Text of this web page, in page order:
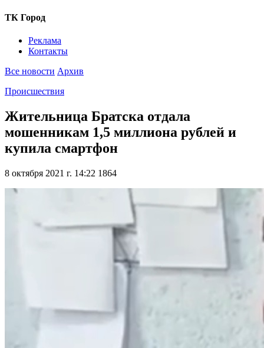
ТК Город
Реклама
Контакты
Все новости Архив
Происшествия
Жительница Братска отдала
мошенникам 1,5 миллиона рублей и
купила смартфон
8 октября 2021 г. 14:22 1864